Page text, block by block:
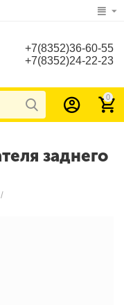
+7(8352)36-60-55
+7(8352)24-22-23
0
заднего
/